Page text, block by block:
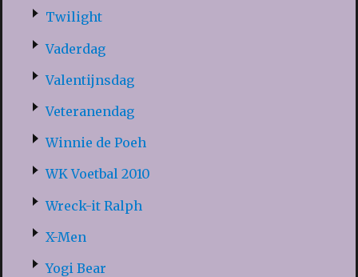
Twilight
Vaderdag
Valentijnsdag
Veteranendag
Winnie de Poeh
WK Voetbal 2010
Wreck-it Ralph
X-Men
Yogi Bear